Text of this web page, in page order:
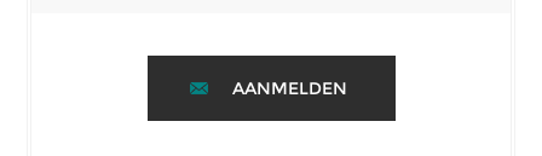
AANMELDEN